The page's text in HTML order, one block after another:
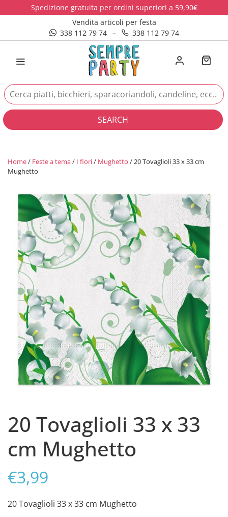
Spedizione gratuita per ordini superiori a 59,90€
Vendita articoli per festa
338 112 79 74
– 338 112 79 74
SEARCH
Home/ Feste a tema/ I fiori/ Mughetto / 20 Tovaglioli 33 x 33 cm
Mughetto
20 Tovaglioli 33 x 33
cm Mughetto
€3,99
20 Tovaglioli 33 x 33 cm Mughetto